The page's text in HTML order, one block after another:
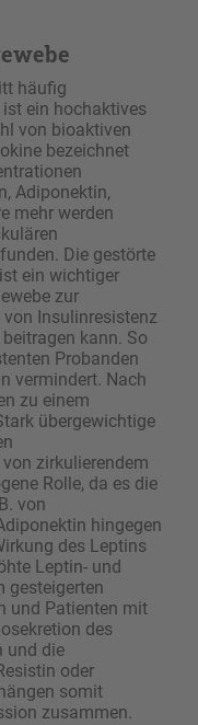
häufig
ein hochaktives
von bioaktiven
bezeichnet
Adiponektin,
mehr werden
Die gestörte
ein wichtiger
zur
Insulinresistenz
kann. So
Probanden
vermindert. Nach
zu einem
übergewichtige
zirkulierendem
Rolle, da es die
von
hingegen
des Leptins
Leptin- und
gesteigerten
und Patienten mit
des
und die
oder
somit
zusammen.